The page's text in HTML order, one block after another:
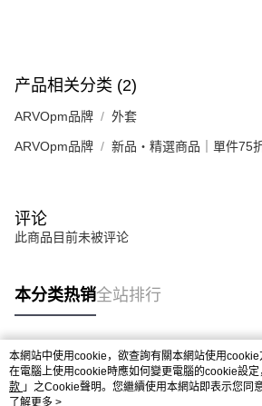
产品相关分类 (2)
ARVOpm品牌 外套
ARVOpm品牌 新品・精選商品｜單件75
评论
此商品目前未被评论
本分类热销全站排行
热门标签
本網站中使用cookie，欲查詢有關本網站使用
在電腦上使用cookie時應如何變更電腦的cookie設定
款 」之Cookie聲明。您繼續使用本網站即表示您同
之Cookie聲明使用cookie。
了解更多 >